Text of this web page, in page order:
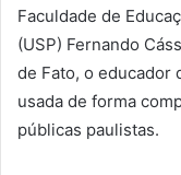
Faculdade de
(USP) Fernando
de Fato, o educador
usada de forma
públicas paulistas.